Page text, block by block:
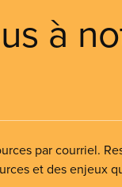
à
par courriel.
et des enjeux